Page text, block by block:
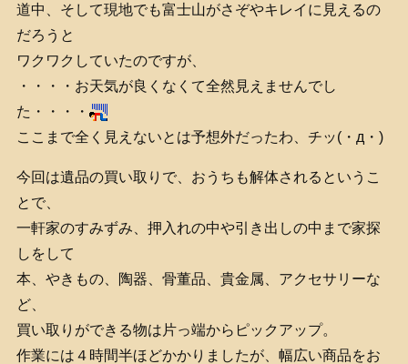
道中、そして現地でも富士山がさぞやキレイに見えるの
だろうと
ワクワクしていたのですが、
・・・・お天気が良くなくて全然見えませんでし
た・・・・
ここまで全く見えないとは予想外だったわ、チッ(・д・)
今回は遺品の買い取りで、おうちも解体されるというこ
とで、
一軒家のすみずみ、押入れの中や引き出しの中まで家探
しをして
本、やきもの、陶器、骨董品、貴金属、アクセサリーな
ど、
買い取りができる物は片っ端からピックアップ。
作業には４時間半ほどかかりましたが、幅広い商品をお